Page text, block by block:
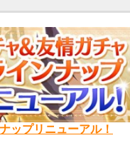
ップリニューアル！